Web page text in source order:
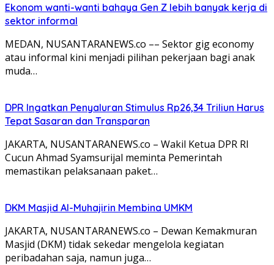
Ekonom wanti-wanti bahaya Gen Z lebih banyak kerja di
sektor informal
MEDAN, NUSANTARANEWS.co –– Sektor gig economy
atau informal kini menjadi pilihan pekerjaan bagi anak
muda…
DPR Ingatkan Penyaluran Stimulus Rp26,34 Triliun Harus
Tepat Sasaran dan Transparan
JAKARTA, NUSANTARANEWS.co – Wakil Ketua DPR RI
Cucun Ahmad Syamsurijal meminta Pemerintah
memastikan pelaksanaan paket…
DKM Masjid Al-Muhajirin Membina UMKM
JAKARTA, NUSANTARANEWS.co – Dewan Kemakmuran
Masjid (DKM) tidak sekedar mengelola kegiatan
peribadahan saja, namun juga…